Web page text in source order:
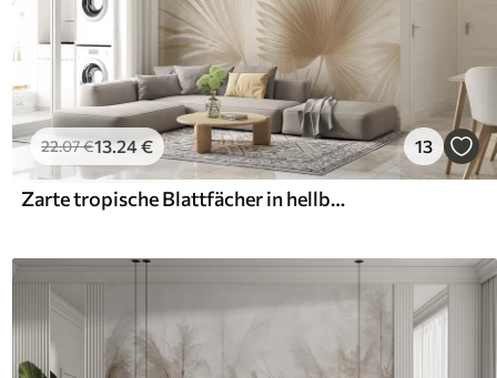
22.07€13.24€ 13
Zarte tropische Blattfächer in hellbeigen und bläulichen Tönen